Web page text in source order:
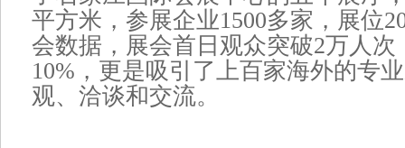
平方米，参展企业1500多家，展位
会数据，展会首日观众突破2万人次
10%，更是吸引了上百家海外的专
观、洽谈和交流。